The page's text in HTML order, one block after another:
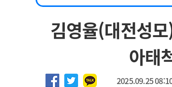
고객센터 회사소개
하반기 전공의(레지던트
2026년 하반기 인턴 모집
마취통증의학과 임기제
김영율(대전성
아태
2025.09.25